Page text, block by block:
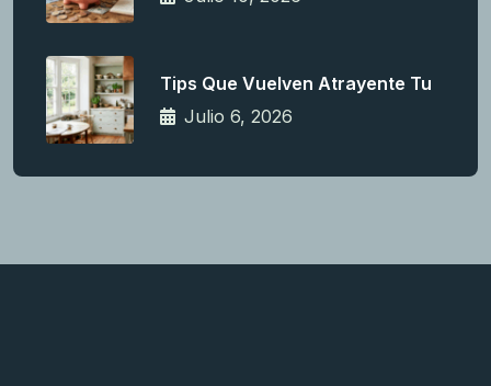
Tips Que Vuelven Atrayente Tu
Julio 6, 2026